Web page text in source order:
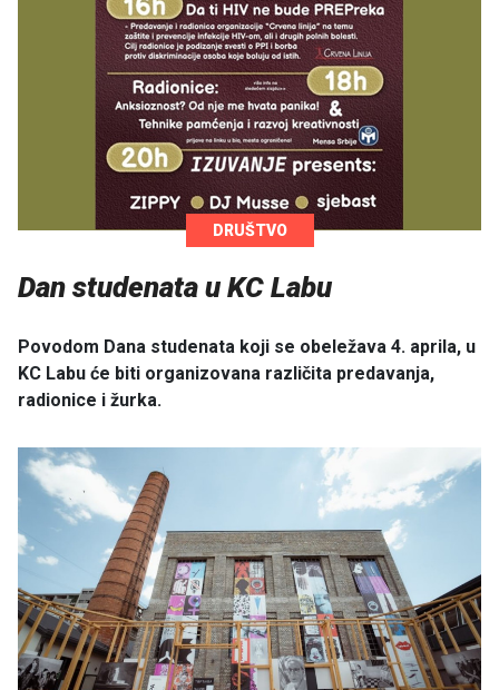
DRUŠTVO
Dan studenata u KC Labu
Povodom Dana studenata koji se obeležava 4. aprila, u
KC Labu će biti organizovana različita predavanja,
radionice i žurka.